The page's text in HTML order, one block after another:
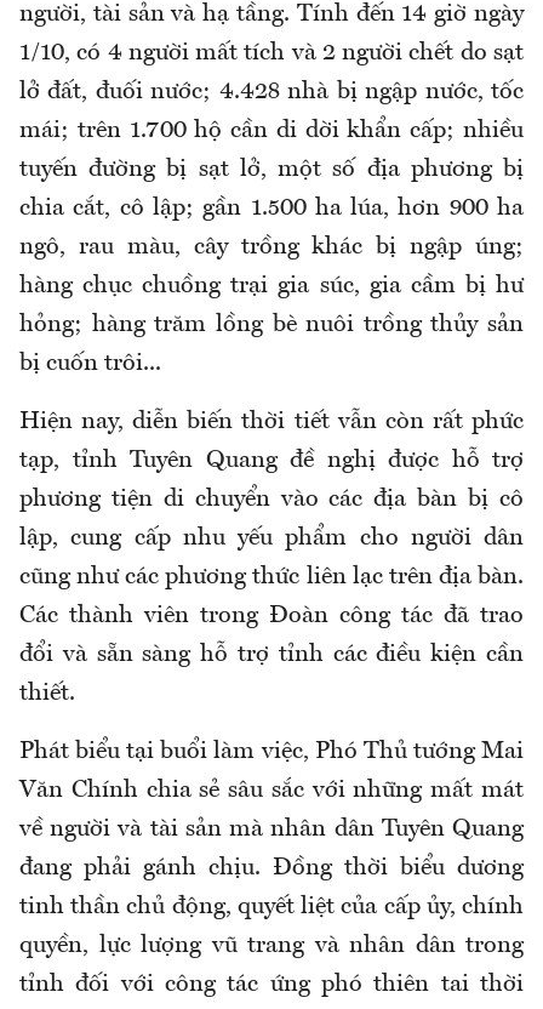
người, tài sản và hạ tầng. Tính đến 14 giờ ngày
1/10, có 4 người mất tích và 2 người chết do sạt
lở đất, đuối nước; 4.428 nhà bị ngập nước, tốc
mái; trên 1.700 hộ cần di dời khẩn cấp; nhiều
tuyến đường bị sạt lở, một số địa phương bị
chia cắt, cô lập; gần 1.500 ha lúa, hơn 900 ha
ngô, rau màu, cây trồng khác bị ngập úng;
hàng chục chuồng trại gia súc, gia cầm bị hư
hỏng; hàng trăm lồng bè nuôi trồng thủy sản
bị cuốn trôi...
Hiện nay, diễn biến thời tiết vẫn còn rất phức
tạp, tỉnh Tuyên Quang đề nghị được hỗ trợ
phương tiện di chuyển vào các địa bàn bị cô
lập, cung cấp nhu yếu phẩm cho người dân
cũng như các phương thức liên lạc trên địa bàn.
Các thành viên trong Đoàn công tác đã trao
đổi và sẵn sàng hỗ trợ tỉnh các điều kiện cần
thiết.
Phát biểu tại buổi làm việc, Phó Thủ tướng Mai
Văn Chính chia sẻ sâu sắc với những mất mát
về người và tài sản mà nhân dân Tuyên Quang
đang phải gánh chịu. Đồng thời biểu dương
tinh thần chủ động, quyết liệt của cấp ủy, chính
quyền, lực lượng vũ trang và nhân dân trong
tỉnh đối với công tác ứng phó thiên tai thời